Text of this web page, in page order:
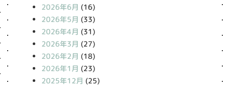
2026年6月 (16)
2026年5月 (33)
2026年4月 (31)
2026年3月 (27)
2026年2月 (18)
2026年1月 (23)
2025年12月 (25)